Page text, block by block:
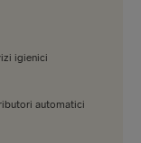
igienici
automatici